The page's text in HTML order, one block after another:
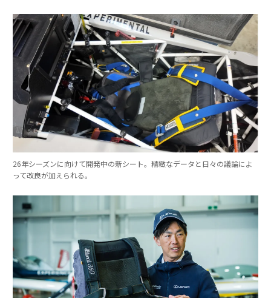
26年シーズンに向けて開発中の新シート。精緻なデータと日々の議論によ
って改良が加えられる。